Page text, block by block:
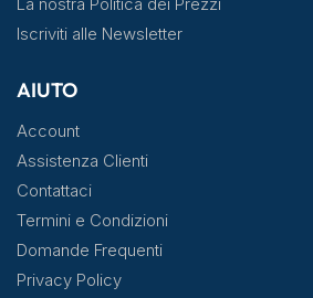
La nostra Politica dei Prezzi
Iscriviti alle Newsletter
AIUTO
Account
Assistenza Clienti
Contattaci
Termini e Condizioni
Domande Frequenti
Privacy Policy